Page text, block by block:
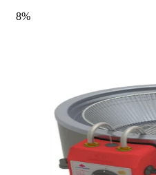
8%